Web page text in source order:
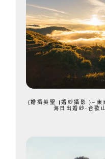
{婚攝英聖 |婚紗攝影 }~
海日出婚紗-合歡